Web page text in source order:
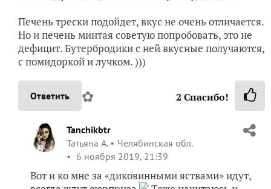
Печень трески подойдет, вкус не очень отличается.
Но и печень минтая советую попробовать, это не
дефицит. Бутербродики с ней вкусные получаются,
с помидоркой и лучком. )))
Ответить ✿ 2 Спасибо!
Tanchikbtr
Татьяна А.
Челябинская обл.
6 ноября 2019, 21:39
Вот и ко мне за «диковинными яствами» идут,